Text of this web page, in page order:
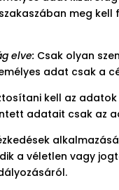
meg
elve: Csak olyan
adat csak a
kell az
adatait csak az
a véletlen vagy